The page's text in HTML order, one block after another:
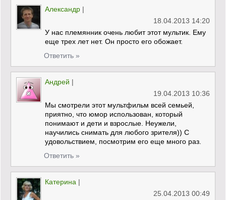
Александр |
18.04.2013 14:20
У нас племянник очень любит этот мультик. Ему
еще трех лет нет. Он просто его обожает.
Ответить »
Андрей |
19.04.2013 10:36
Мы смотрели этот мультфильм всей семьей,
приятно, что юмор использован, который
понимают и дети и взрослые. Неужели,
научились снимать для любого зрителя)) С
удовольствием, посмотрим его еще много раз.
Ответить »
Катерина |
25.04.2013 00:49